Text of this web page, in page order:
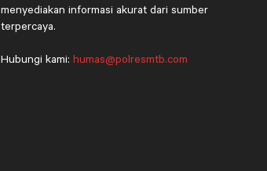
menyediakan informasi akurat dari sumber
terpercaya.
Hubungi kami: humas@polresmtb.com